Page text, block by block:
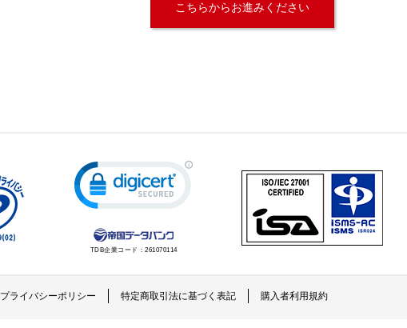
こちらからお進みください
TDB企業コード： 261070114
プライバシーポリシー 特定商取引法に基づく表記 購入者利用規約